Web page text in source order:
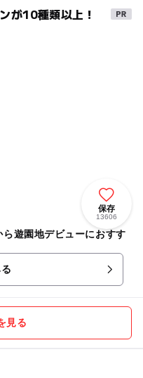
が10種類以上！
保存
13606
遊園地デビューにおすす
見る